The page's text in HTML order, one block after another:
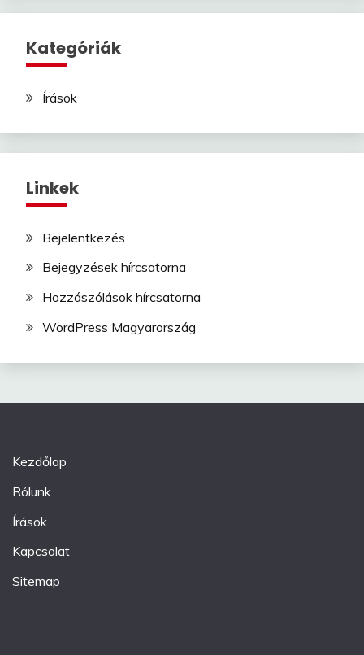
Kategóriák
Írások
Linkek
Bejelentkezés
Bejegyzések hírcsatorna
Hozzászólások hírcsatorna
WordPress Magyarország
Kezdőlap
Rólunk
Írások
Kapcsolat
Sitemap